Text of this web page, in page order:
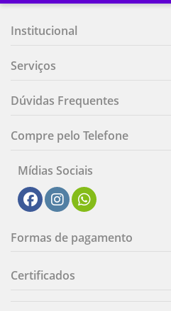
Institucional
Serviços
Dúvidas Frequentes
Compre pelo Telefone
Mídias Sociais
Formas de pagamento
Certificados